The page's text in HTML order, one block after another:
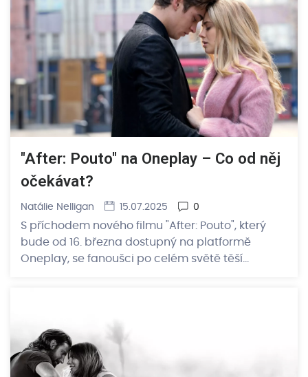
"After: Pouto" na Oneplay – Co od něj
očekávat?
Natálie Nelligan 15.07.2025 0
S příchodem nového filmu "After: Pouto", který
bude od 16. března dostupný na platformě
Oneplay, se fanoušci po celém světě těší…